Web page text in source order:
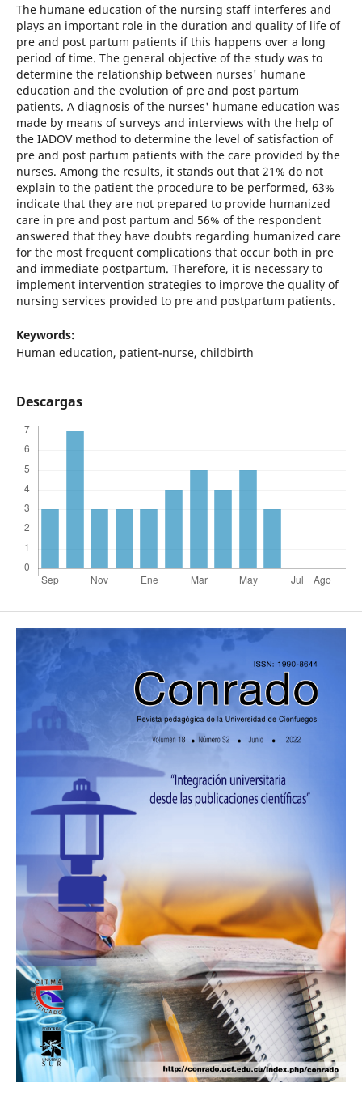
The humane education of the nursing staff interferes and
plays an important role in the duration and quality of life of
pre and post partum patients if this happens over a long
period of time. The general objective of the study was to
determine the relationship between nurses' humane
education and the evolution of pre and post partum
patients. A diagnosis of the nurses' humane education was
made by means of surveys and interviews with the help of
the IADOV method to determine the level of satisfaction of
pre and post partum patients with the care provided by the
nurses. Among the results, it stands out that 21% do not
explain to the patient the procedure to be performed, 63%
indicate that they are not prepared to provide humanized
care in pre and post partum and 56% of the respondent
answered that they have doubts regarding humanized care
for the most frequent complications that occur both in pre
and immediate postpartum. Therefore, it is necessary to
implement intervention strategies to improve the quality of
nursing services provided to pre and postpartum patients.
Keywords:
Human education, patient-nurse, childbirth
Descargas